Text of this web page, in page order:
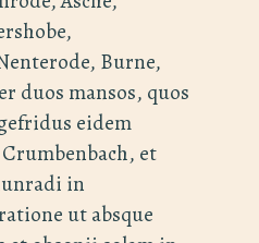
Burne,
duos mansos, quos
eidem
et
in
ut absque